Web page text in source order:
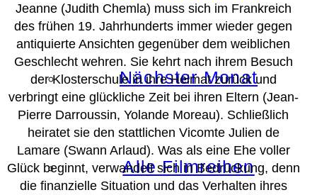
Nächster Monat
Alle Filmreihen
Jeanne (Judith Chemla) muss sich im Frankreich
des frühen 19. Jahrhunderts immer wieder gegen
antiquierte Ansichten gegenüber dem weiblichen
Geschlecht wehren. Sie kehrt nach ihrem Besuch
der Klosterschule in ihre Heimat zurück und
verbringt eine glückliche Zeit bei ihren Eltern (Jean-
Pierre Darroussin, Yolande Moreau). Schließlich
heiratet sie den stattlichen Vicomte Julien de
Lamare (Swann Arlaud). Was als eine Ehe voller
Glück beginnt, verwandelt sich in Bedrückung, denn
die finanzielle Situation und das Verhalten ihres